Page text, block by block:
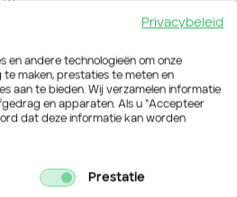
dat mijn
worden verwerkt
mij benaderen via
Privacybeleid
en andere technologieën om onze
maken, prestaties te meten en
aan te bieden. Wij verzamelen informatie
en apparaten. Als u “Accepteer
dat deze informatie kan worden
Prestatie